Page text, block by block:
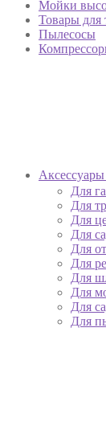
Мойки
Товары для
Пылесосы
Аксессуары
Для
Для
Для
Для
Для
Для
Для
Для
Для
Для